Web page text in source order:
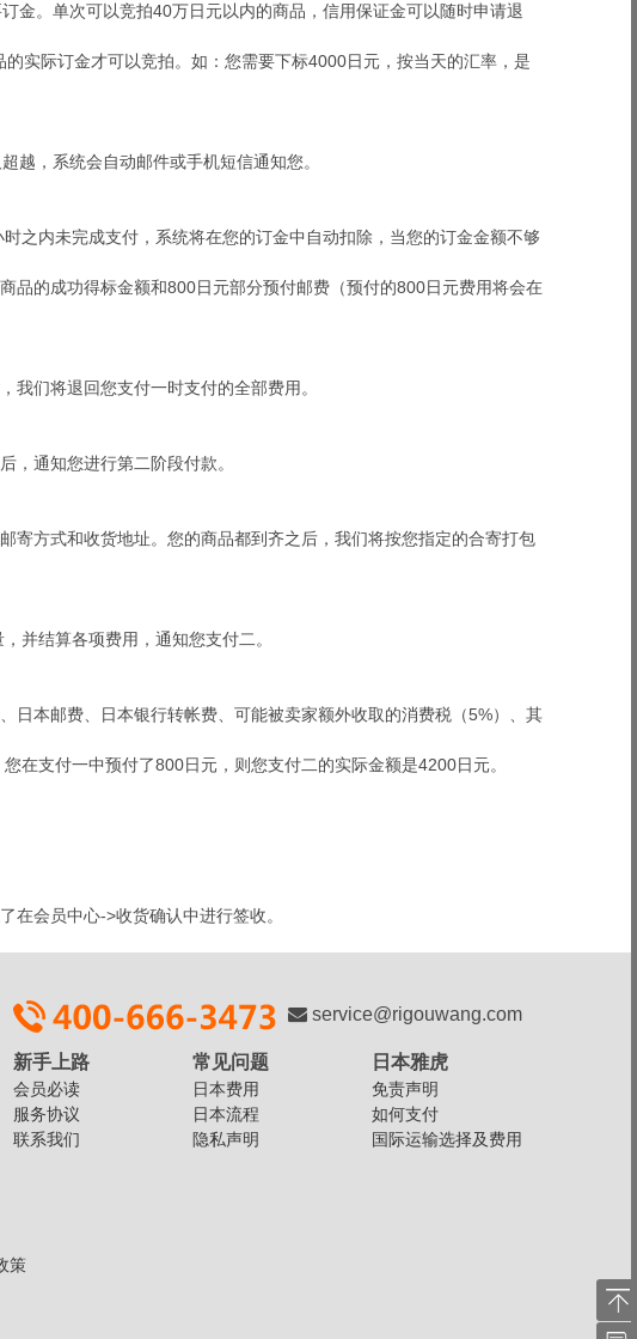
金。单次可以竞拍40万日元以内的商品，信用保证金可以随时申请退
实际订金才可以竞拍。如：您需要下标4000日元，按当天的汇率，是
越，系统会自动邮件或手机短信通知您。
之内未完成支付，系统将在您的订金中自动扣除，当您的订金金额不够
品的成功得标金额和800日元部分预付邮费（预付的800日元费用将会在
我们将退回您支付一时支付的全部费用。
，通知您进行第二阶段付款。
寄方式和收货地址。您的商品都到齐之后，我们将按您指定的合寄打包
并结算各项费用，通知您支付二。
日本邮费、日本银行转帐费、可能被卖家额外收取的消费税（5%）、其
在支付一中预付了800日元，则您支付二的实际金额是4200日元。
在会员中心->收货确认中进行签收。
service@rigouwang.com
新手上路
会员必读
服务协议
联系我们
常见问题
日本费用
日本流程
隐私声明
日本雅虎
免责声明
如何支付
国际运输选择及费用
策
返